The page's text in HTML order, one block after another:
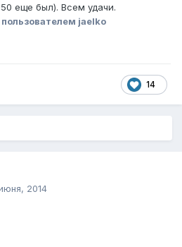
еще был). Всем удачи.
пользователем jaelko
14
2014